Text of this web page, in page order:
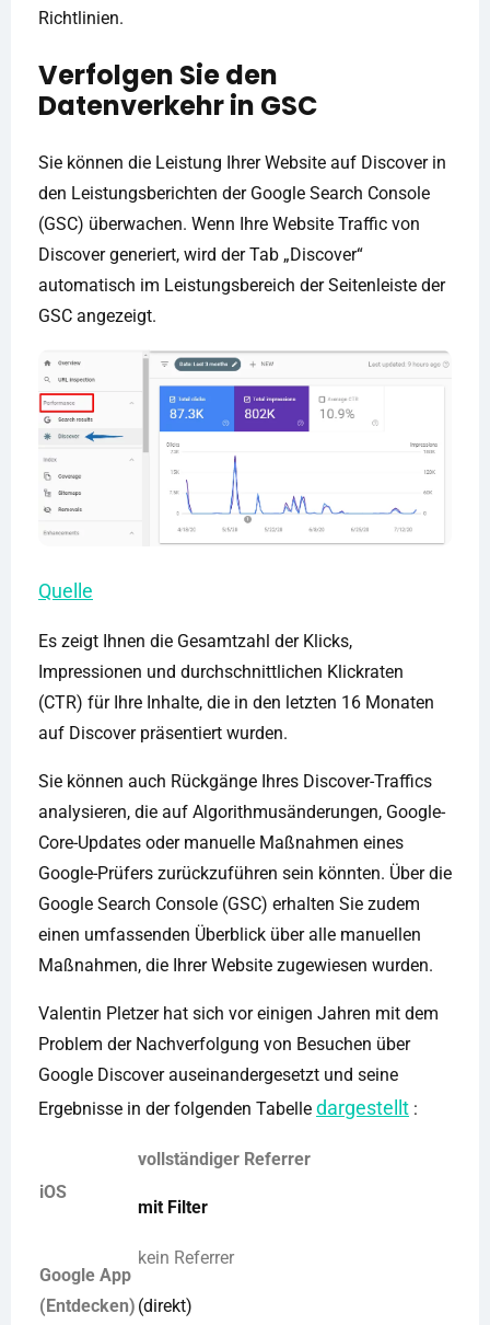
Richtlinien.
Verfolgen Sie den
Datenverkehr in GSC
Sie können die Leistung Ihrer Website auf Discover in
den Leistungsberichten der Google Search Console
(GSC) überwachen. Wenn Ihre Website Traffic von
Discover generiert, wird der Tab „Discover“
automatisch im Leistungsbereich der Seitenleiste der
GSC angezeigt.
Quelle
Es zeigt Ihnen die Gesamtzahl der Klicks,
Impressionen und durchschnittlichen Klickraten
(CTR) für Ihre Inhalte, die in den letzten 16 Monaten
auf Discover präsentiert wurden.
Sie können auch Rückgänge Ihres Discover-Traffics
analysieren, die auf Algorithmusänderungen, Google-
Core-Updates oder manuelle Maßnahmen eines
Google-Prüfers zurückzuführen sein könnten. Über die
Google Search Console (GSC) erhalten Sie zudem
einen umfassenden Überblick über alle manuellen
Maßnahmen, die Ihrer Website zugewiesen wurden.
Valentin Pletzer hat sich vor einigen Jahren mit dem
Problem der Nachverfolgung von Besuchen über
Google Discover auseinandergesetzt und seine
Ergebnisse in der folgenden Tabelle dargestellt :
iOS
vollständiger Referrer
mit Filter
Google App
(Entdecken)
kein Referrer
(direkt)